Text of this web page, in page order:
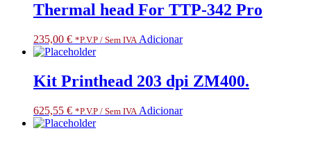
Thermal head For TTP-342 Pro
235,00 € *P.V.P / Sem IVA Adicionar
Kit Printhead 203 dpi ZM400.
625,55 € *P.V.P / Sem IVA Adicionar